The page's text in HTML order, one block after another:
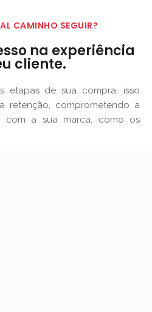
CAMINHO SEGUIR?
na experiência
cliente.
etapas de sua compra, isso
retenção, comprometendo a
com a sua marca, como os